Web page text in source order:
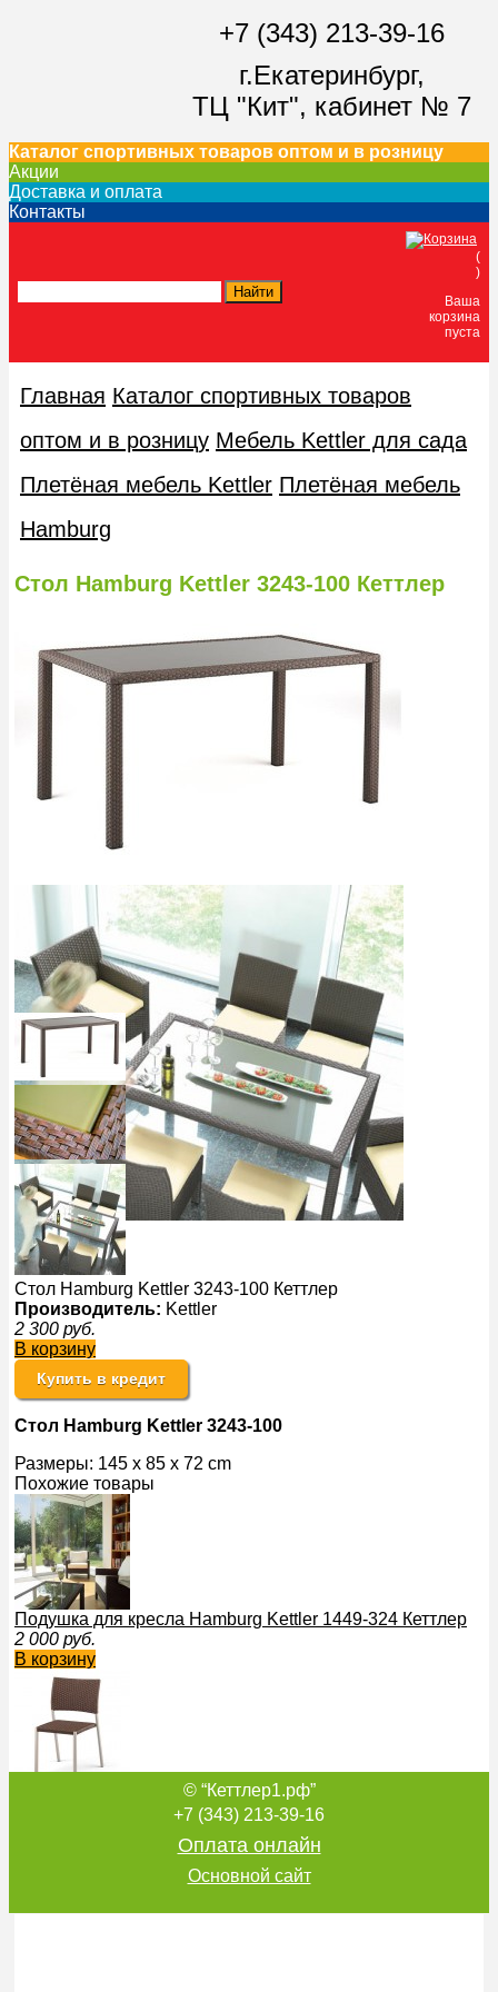
+7 (343) 213-39-16
г.Екатеринбург,
ТЦ "Кит", кабинет № 7
Каталог спортивных товаров оптом и в розницу
Акции
Доставка и оплата
Контакты
(
)
Ваша
корзина
пуста
Главная Каталог спортивных товаров
оптом и в розницу Мебель Kettler для сада
Плетёная мебель Kettler Плетёная мебель
Hamburg
Стол Hamburg Kettler 3243-100 Кеттлер
Стол Hamburg Kettler 3243-100 Кеттлер
Производитель: Kettler
2 300 руб.
В корзину
Купить в кредит
Стол Hamburg Kettler 3243-100
Размеры: 145 x 85 x 72 cm
Похожие товары
Подушка для кресла Hamburg Kettler 1449-324 Кеттлер
2 000 руб.
В корзину
Стул без подлокотников Hamburg Kettler 1408-200 Кеттлер
© “Кеттлер1.рф”
+7 (343) 213-39-16
Оплата онлайн
Основной сайт